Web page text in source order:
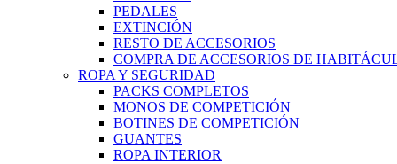
PEDALES
EXTINCIÓN
RESTO DE ACCESORIOS
COMPRA DE ACCESORIOS DE
ROPA Y SEGURIDAD
PACKS COMPLETOS
MONOS DE COMPETICIÓN
BOTINES DE COMPETICIÓN
GUANTES
ROPA INTERIOR